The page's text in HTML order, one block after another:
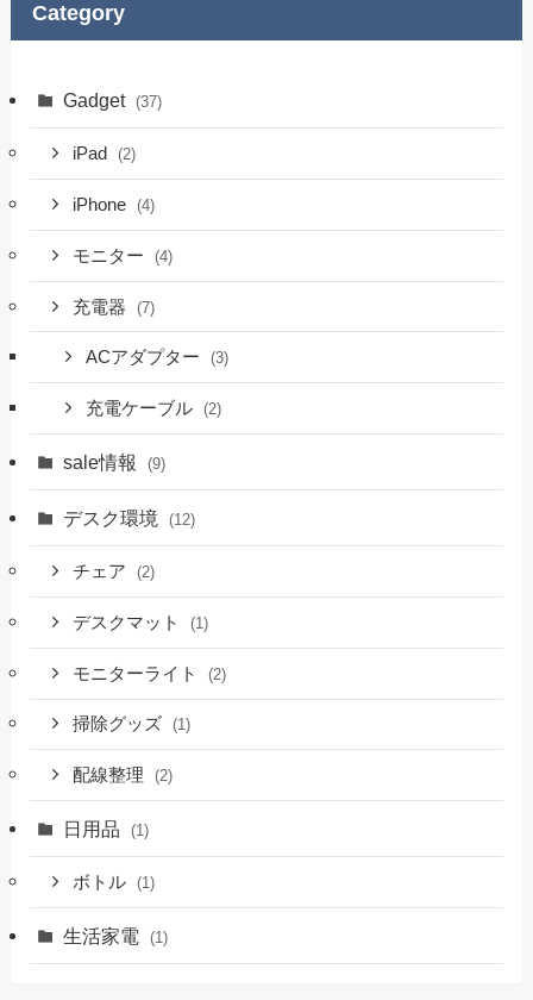
Category
Gadget (37)
iPad (2)
iPhone (4)
モニター (4)
充電器 (7)
ACアダプター (3)
充電ケーブル (2)
sale情報 (9)
デスク環境 (12)
チェア (2)
デスクマット (1)
モニターライト (2)
掃除グッズ (1)
配線整理 (2)
日用品 (1)
ボトル (1)
生活家電 (1)